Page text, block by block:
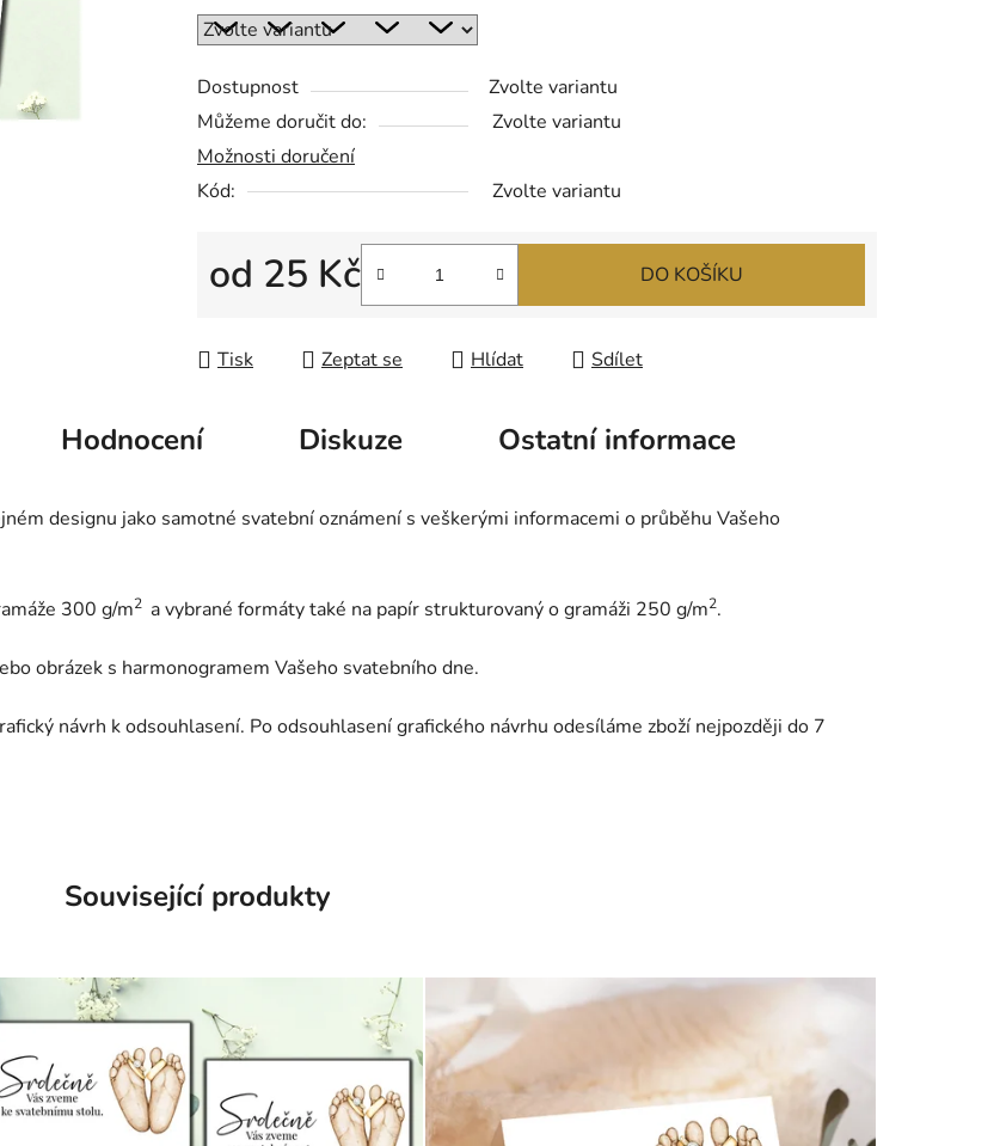
Dostupnost
Zvolte variantu
Můžeme doručit do:
Zvolte variantu
Možnosti doručení
Kód:
Zvolte variantu
od 25 Kč DO KOŠÍKU
Tisk Zeptat se Hlídat Sdílet
Hodnocení Diskuze Ostatní informace
designu jako samotné svatební oznámení s veškerými informacemi o průběhu Vašeho
300 g/m2 a vybrané formáty také na papír strukturovaný o gramáži 250 g/m2.
obrázek s harmonogramem Vašeho svatebního dne.
návrh k odsouhlasení. Po odsouhlasení grafického návrhu odesíláme zboží nejpozději do 7
Související produkty